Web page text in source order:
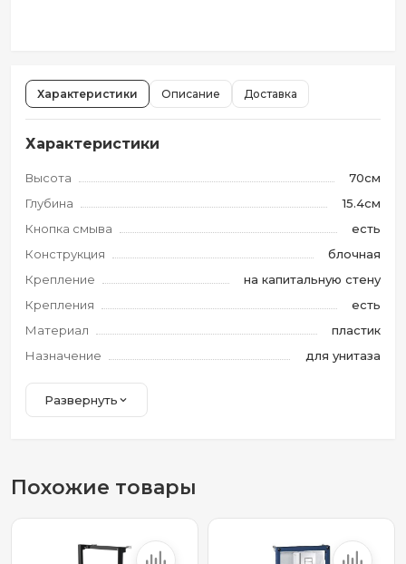
Характеристики Описание Доставка
Характеристики
Высота
70см
Глубина
15.4см
Кнопка смыва
есть
Конструкция
блочная
Крепление
на капитальную стену
Крепления
есть
Материал
пластик
Назначение
для унитаза
Развернуть
Похожие товары